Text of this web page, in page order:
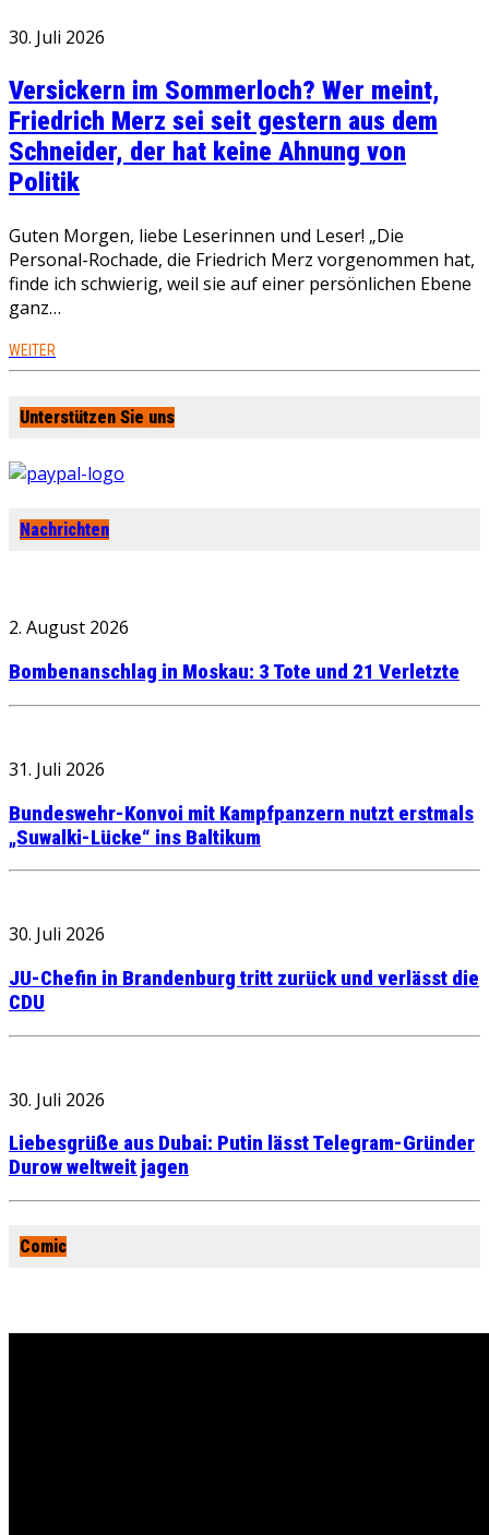
30. Juli 2026
Versickern im Sommerloch? Wer meint,
Friedrich Merz sei seit gestern aus dem
Schneider, der hat keine Ahnung von
Politik
Guten Morgen, liebe Leserinnen und Leser! „Die
Personal-Rochade, die Friedrich Merz vorgenommen hat,
finde ich schwierig, weil sie auf einer persönlichen Ebene
ganz…
WEITER
Unterstützen Sie uns
Nachrichten
2. August 2026
Bombenanschlag in Moskau: 3 Tote und 21 Verletzte
31. Juli 2026
Bundeswehr-Konvoi mit Kampfpanzern nutzt erstmals
„Suwalki-Lücke“ ins Baltikum
30. Juli 2026
JU-Chefin in Brandenburg tritt zurück und verlässt die
CDU
30. Juli 2026
Liebesgrüße aus Dubai: Putin lässt Telegram-Gründer
Durow weltweit jagen
Comic